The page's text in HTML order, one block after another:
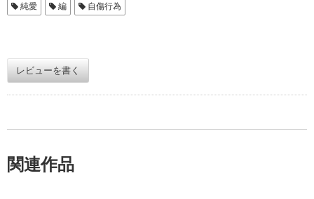
純愛
編 自傷行為
レビューを書く
関連作品